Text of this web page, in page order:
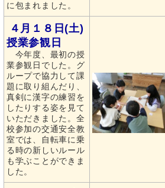
に包まれました。
４月１８日(土)
授業参観日
今年度、最初の授
業参観日でした。グ
ループで協力して課
題に取り組んだり、
真剣に漢字の練習を
したりする姿を見て
いただきました。全
校参加の交通安全教
室では、自転車に乗
る時の新しいルール
も学ぶことができま
した。